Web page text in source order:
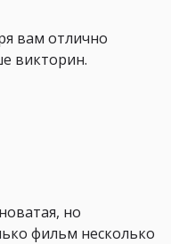
вам отлично
викторин.
но
фильм несколько